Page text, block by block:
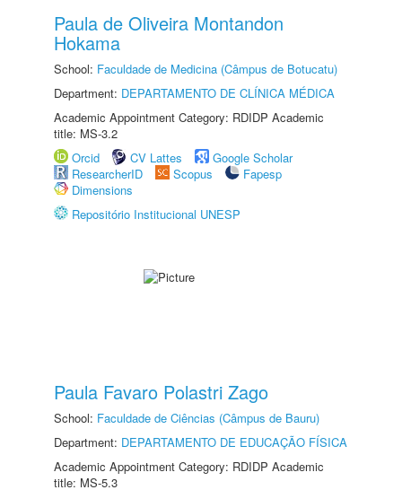
Paula de Oliveira Montandon
Hokama
School: Faculdade de Medicina (Câmpus de Botucatu)
Department: DEPARTAMENTO DE CLÍNICA MÉDICA
Academic Appointment Category: RDIDP Academic
title: MS-3.2
Orcid
CV Lattes
Google Scholar
ResearcherID
Scopus
Fapesp
Dimensions
Repositório Institucional UNESP
Paula Favaro Polastri Zago
School: Faculdade de Ciências (Câmpus de Bauru)
Department: DEPARTAMENTO DE EDUCAÇÃO FÍSICA
Academic Appointment Category: RDIDP Academic
title: MS-5.3